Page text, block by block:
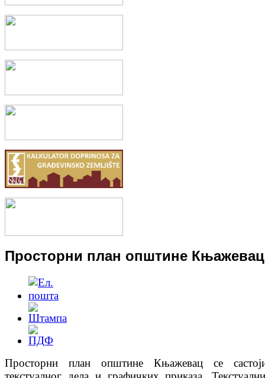
Бањица
Не зна се тачно када су људи, лечења ради, почели да се
периода, као и у...
Просторни план општине Књажевац
Просторни план општине Књажевац се